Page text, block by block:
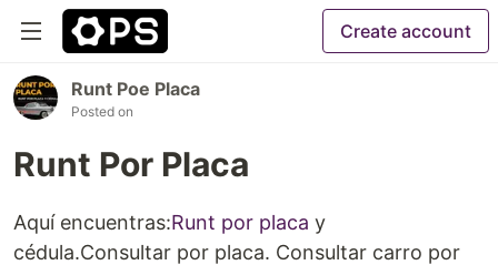
Create account
Runt Poe Placa
Posted on
Runt Por Placa
Aquí encuentras:Runt por placa y
cédula.Consultar por placa. Consultar carro por